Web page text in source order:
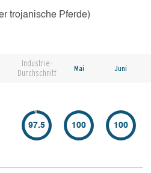
trojanische Pferde)
Industrie-
Durchschnitt
Mai Juni
97.5 100 100